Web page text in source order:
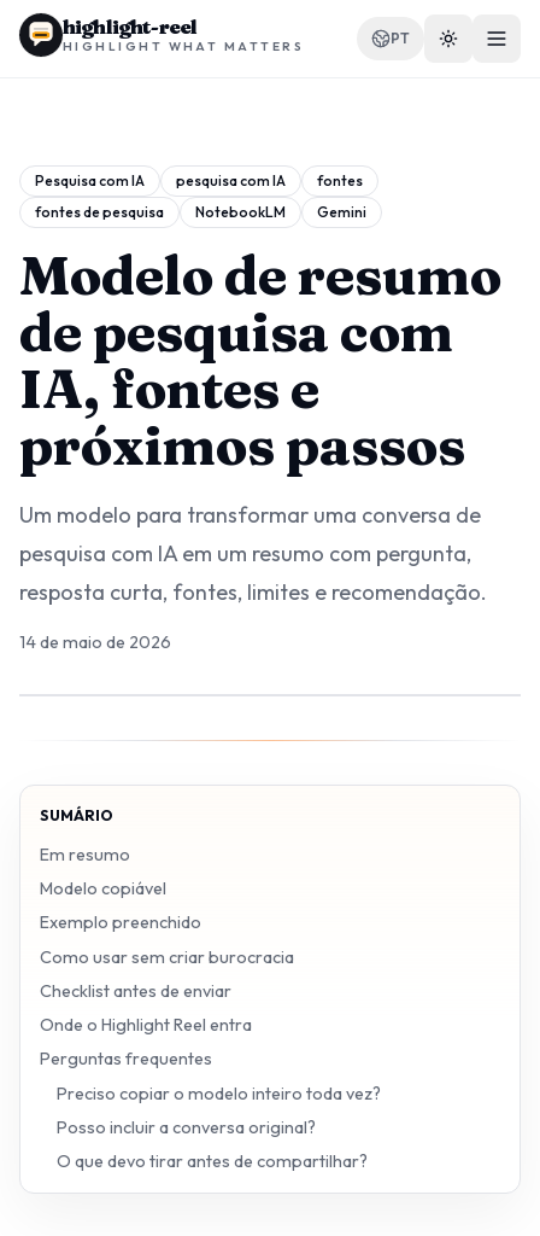
highlight-reel
HIGHLIGHT WHAT MATTERS PT
RECURSOS
Blog
Comparar
Modelos
Casos de uso
Extensão
Pesquisa com IA pesquisa com IA
fontes
fontes de pesquisa
NotebookLM Gemini
Modelo de resumo
de pesquisa com
IA, fontes e
próximos passos
Um modelo para transformar uma conversa de
pesquisa com IA em um resumo com pergunta,
resposta curta, fontes, limites e recomendação.
14 de maio de 2026
SUMÁRIO
Em resumo
Modelo copiável
Exemplo preenchido
Como usar sem criar burocracia
Checklist antes de enviar
Onde o Highlight Reel entra
Perguntas frequentes
Preciso copiar o modelo inteiro toda vez?
Posso incluir a conversa original?
O que devo tirar antes de compartilhar?